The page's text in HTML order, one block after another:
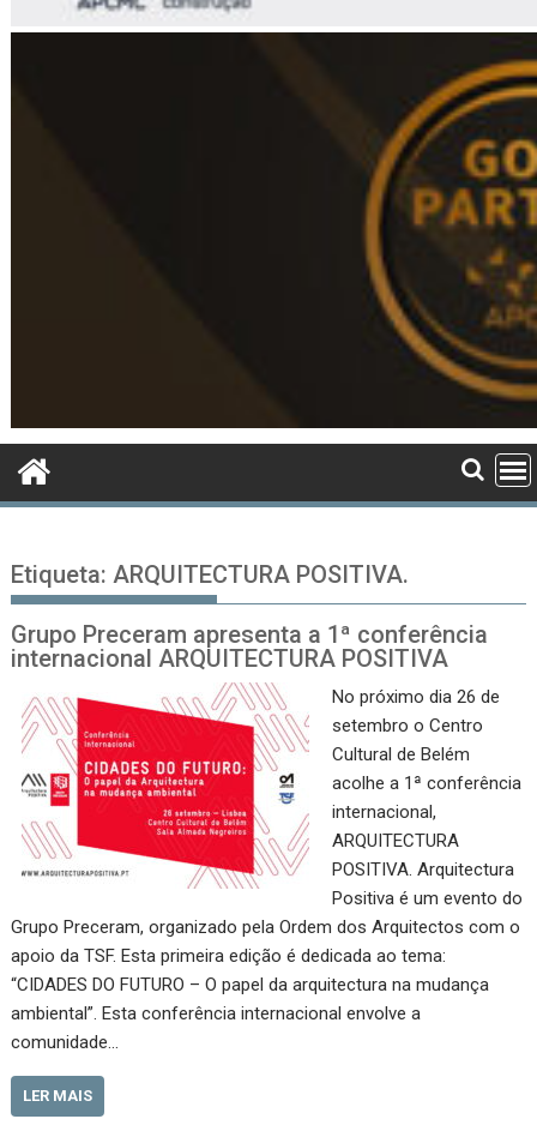
Etiqueta: ARQUITECTURA POSITIVA.
Grupo Preceram apresenta a 1ª conferência
internacional ARQUITECTURA POSITIVA
No próximo dia 26 de
setembro o Centro
Cultural de Belém
acolhe a 1ª conferência
internacional,
ARQUITECTURA
POSITIVA. Arquitectura
Positiva é um evento do
Grupo Preceram, organizado pela Ordem dos Arquitectos com o
apoio da TSF. Esta primeira edição é dedicada ao tema:
“CIDADES DO FUTURO – O papel da arquitectura na mudança
ambiental”. Esta conferência internacional envolve a
comunidade…
LER MAIS